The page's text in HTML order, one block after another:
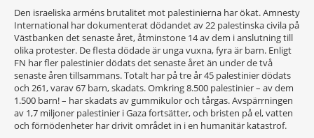
Den israeliska arméns brutalitet mot palestinierna har ökat. Amnesty
International har dokumenterat dödandet av 22 palestinska civila på
Västbanken det senaste året, åtminstone 14 av dem i anslutning till
olika protester. De flesta dödade är unga vuxna, fyra är barn. Enligt
FN har fler palestinier dödats det senaste året än under de två
senaste åren tillsammans. Totalt har på tre år 45 palestinier dödats
och 261, varav 67 barn, skadats. Omkring 8.500 palestinier – av dem
1.500 barn! – har skadats av gummikulor och tårgas. Avspärrningen
av 1,7 miljoner palestinier i Gaza fortsätter, och bristen på el, vatten
och förnödenheter har drivit området in i en humanitär katastrof.